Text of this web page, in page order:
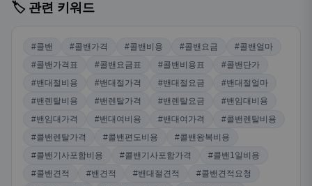
🏷️ 관련 키워드
#콜밴 #콜밴가격 #콜밴비용 #콜밴요금
#콜밴얼마
#콜밴가격표
#콜밴요금표 #콜밴비용표
#콜밴단가
#밴대절비용
#밴대절가격 #밴대절요금
#밴대절얼마
#밴렌탈비용
#밴렌탈가격 #밴렌탈요금
#밴임대비용
#밴임대가격
#밴대여비용 #밴대여가격
#콜밴렌탈비용
#콜밴렌탈가격
#콜밴편도비용
#콜밴왕복비용
#콜밴기사포함비용
#콜밴기사포함가격
#콜밴1일비용
#콜밴견적
#밴견적 #밴대절견적
#콜밴견적요청